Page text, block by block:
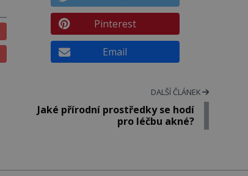
Pinterest
Email
DALŠÍ ČLÁNEK
Jaké přírodní prostředky se hodí
pro léčbu akné?